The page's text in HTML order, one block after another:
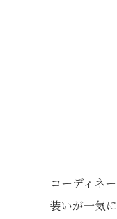
コーディネ
装いが一気